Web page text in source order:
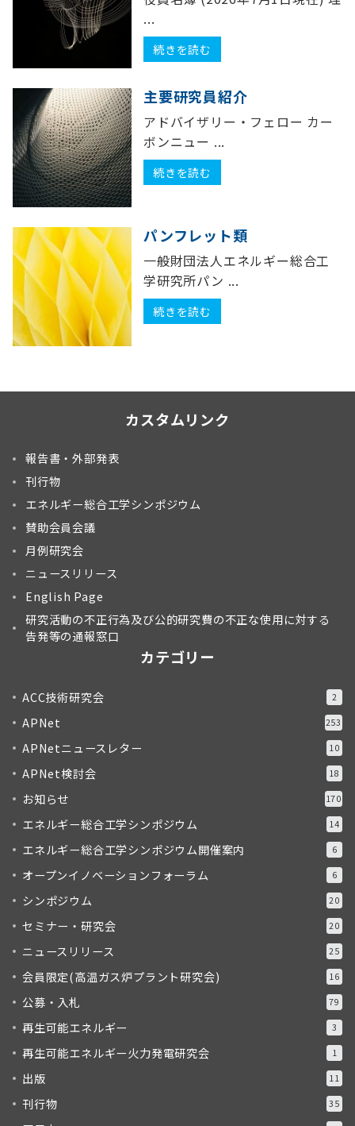
...
続きを読む
主要研究員紹介
アドバイザリー・フェロー カー
ボンニュー ...
続きを読む
パンフレット類
一般財団法人エネルギー総合工
学研究所パン ...
続きを読む
カスタムリンク
報告書・外部発表
刊行物
エネルギー総合工学シンポジウム
賛助会員会議
月例研究会
ニュースリリース
English Page
研究活動の不正行為及び公的研究費の不正な使用に対する
告発等の通報窓口
カテゴリー
ACC技術研究会 2
APNet 253
APNetニュースレター 10
APNet検討会 18
お知らせ 170
エネルギー総合工学シンポジウム 14
エネルギー総合工学シンポジウム開催案内 6
オープンイノベーションフォーラム 6
シンポジウム 20
セミナー・研究会 20
ニュースリリース 25
会員限定(高温ガス炉プラント研究会) 16
公募・入札 79
再生可能エネルギー 3
再生可能エネルギー火力発電研究会 1
出版 11
刊行物 35